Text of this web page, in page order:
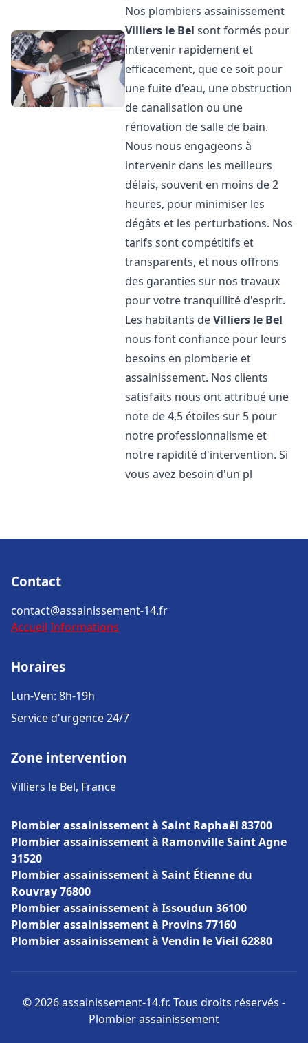
Nos plombiers assainissement
Villiers le Bel sont formés pour
intervenir rapidement et
efficacement, que ce soit pour
une fuite d'eau, une obstruction
de canalisation ou une
rénovation de salle de bain.
Nous nous engageons à
intervenir dans les meilleurs
délais, souvent en moins de 2
heures, pour minimiser les
dégâts et les perturbations. Nos
tarifs sont compétitifs et
transparents, et nous offrons
des garanties sur nos travaux
pour votre tranquillité d'esprit.
Les habitants deVilliers le Bel
nous font confiance pour leurs
besoins en plomberie et
assainissement. Nos clients
satisfaits nous ont attribué une
note de 4,5 étoiles sur 5 pour
notre professionnalisme et
notre rapidité d'intervention. Si
vous avez besoin d'un pl
Contact
contact@assainissement-14.fr
Accueil Informations
Horaires
Lun-Ven: 8h-19h
Service d'urgence 24/7
Zone intervention
Villiers le Bel, France
Plombier assainissement à Saint Raphaël 83700
Plombier assainissement à Ramonville Saint Agne
31520
Plombier assainissement à Saint Étienne du
Rouvray 76800
Plombier assainissement à Issoudun 36100
Plombier assainissement à Provins 77160
Plombier assainissement à Vendin le Vieil 62880
© 2026 assainissement-14.fr. Tous droits réservés -
Plombier assainissement